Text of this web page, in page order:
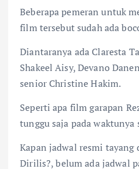
Beberapa pemeran untuk
film tersebut sudah ada
Diantaranya ada Claresta
Shakeel Aisy, Devano
senior Christine Hakim.
Seperti apa film garapan
tunggu saja pada
Kapan jadwal resmi tayang
Dirilis?, belum ada jadwal